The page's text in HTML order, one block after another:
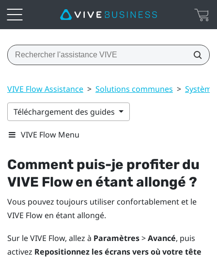
VIVE Flow Assistance > Solutions communes > Système
Téléchargement des guides
VIVE Flow Menu
Comment puis-je profiter du
VIVE Flowen étant allongé ?
Vous pouvez toujours utiliser confortablement et le
VIVE Flow en étant allongé.
Sur leVIVE Flow, allez à Paramètres>Avancé, puis
activez Repositionnez les écrans vers où votre tête